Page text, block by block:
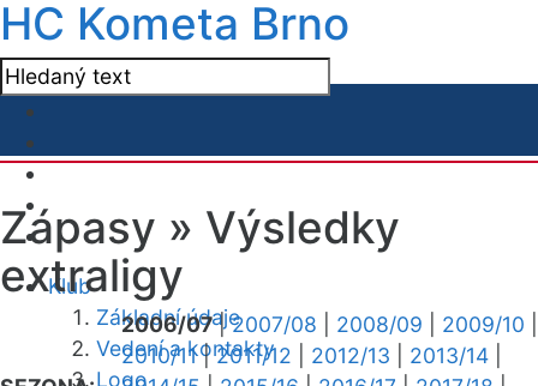
HC Kometa Brno
Klub
Základní údaje
Vedení a kontakty
Logo
Zápasy » Výsledky
extraligy
2006/07|2007/08 2008/09 2009/10
2010/11|2011/12 2012/13 2013/14